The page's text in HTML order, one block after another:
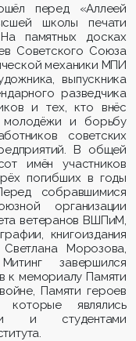
перед
«Аллеей
школы печати
памятных досках
Советского Союза
механики МПИ
выпускника
разведчика
и тех, кто внёс
молодёжи и борьбу
советских
В общей
имён участников
погибших в годы
собравшимися
организации
ветеранов ВШПиМ,
книгоиздания
Морозова,
завершился
к мемориалу Памяти
Памяти героев
являлись
и студентами